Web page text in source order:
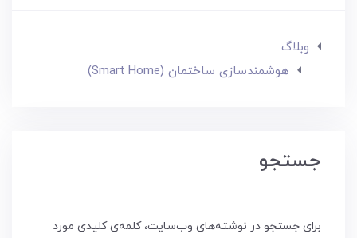
وبلاگ
هوشمندسازی ساختمان (Smart Home)
جستجو
برای جستجو در نوشته‌های وب‌سایت، کلمه‌ی کلیدی مورد